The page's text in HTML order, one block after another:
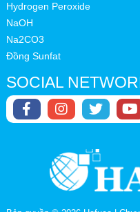
Hydrogen Peroxide
NaOH
Na2CO3
Đồng Sunfat
SOCIAL